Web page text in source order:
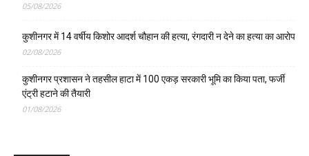
05/08/2026
कुशीनगर में 14 वर्षीय किशोर आदर्श चौहान की हत्या, रंगदारी न देने का हत्या का आरोप
02/08/2026
कुशीनगर प्रशासन ने तहसील हाटा में 100 एकड़ सरकारी भूमि का किया पता, फर्जी
एंट्री हटाने की तैयारी
01/08/2026